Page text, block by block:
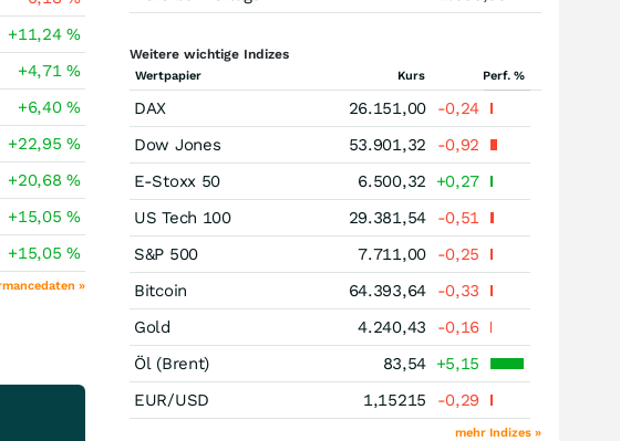
+11,24%
+4,71%
+6,40%
+22,95%
+20,68%
+15,05%
+15,05%
»
Weitere wichtige Indizes
Wertpapier Kurs Perf. %
DAX 26.151,00
-0,24
Dow Jones
53.901,32
-0,92
E-Stoxx 50
6.500,32
+0,27
US Tech 100
29.381,54
-0,51
S&P 500
7.711,00
-0,25
Bitcoin
64.393,64
-0,33
Gold
4.240,43
-0,16
Öl (Brent)
83,54 +5,15
EUR/USD
1,15215 -0,29
mehr Indizes »